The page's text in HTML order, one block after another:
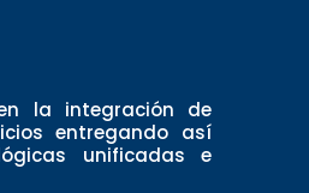
la integración de
entregando así
unificadas e